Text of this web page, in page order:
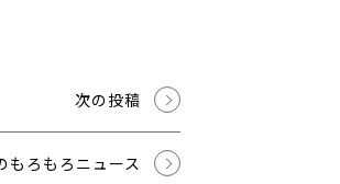
次の投稿
もろもろニュース